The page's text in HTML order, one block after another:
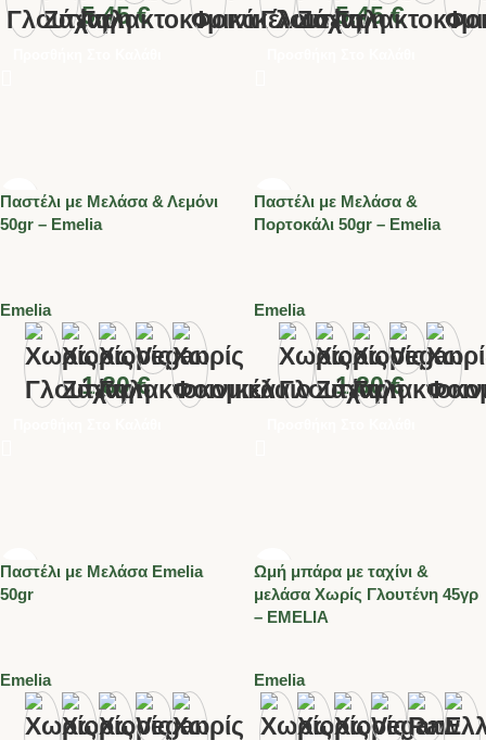
5.45€ 5.45€
Παστέλι με Μελάσα & Λεμόνι
50gr – Emelia
Emelia
1.80€
Παστέλι με Μελάσα &
Πορτοκάλι 50gr – Emelia
Emelia
1.80€
Παστέλι με Μελάσα Emelia
50gr
Emelia
Ωμή μπάρα με ταχίνι &
μελάσα Χωρίς Γλουτένη 45γρ
– EMELIA
Emelia